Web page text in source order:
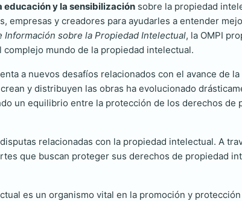
educación y la sensibilización sobre la propiedad
empresas y creadores para ayudarles a entender
Información sobre la Propiedad Intelectual, la OMPI
mundo de la propiedad intelectual.
a nuevos desafíos relacionados con el avance de
y distribuyen las obras ha evolucionado
un equilibrio entre la protección de los derechos de
relacionadas con la propiedad intelectual. A
que buscan proteger sus derechos de propiedad
es un organismo vital en la promoción y